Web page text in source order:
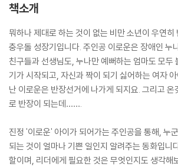
책소개
뭐하나 제대로 하는 것이 없는 비만 소년이 우연히
충우돌 성장기입니다. 주인공 이로운은 장애인 누
친구들과 선생님도, 누나만 예뻐하는 엄마도 모두
기가 시작되고, 자신과 짝이 되기 싫어하는 여자
난 이로운은 반장선거에 나가게 되지요. 그리고 온
로 반장이 되는데…….
진정 '이로운' 아이가 되어가는 주인공을 통해, 누
되는 것이 얼마나 기쁜 일인지 알려주는 동화입니
할이며, 리더에게 필요한 것은 무엇인지도 생각해